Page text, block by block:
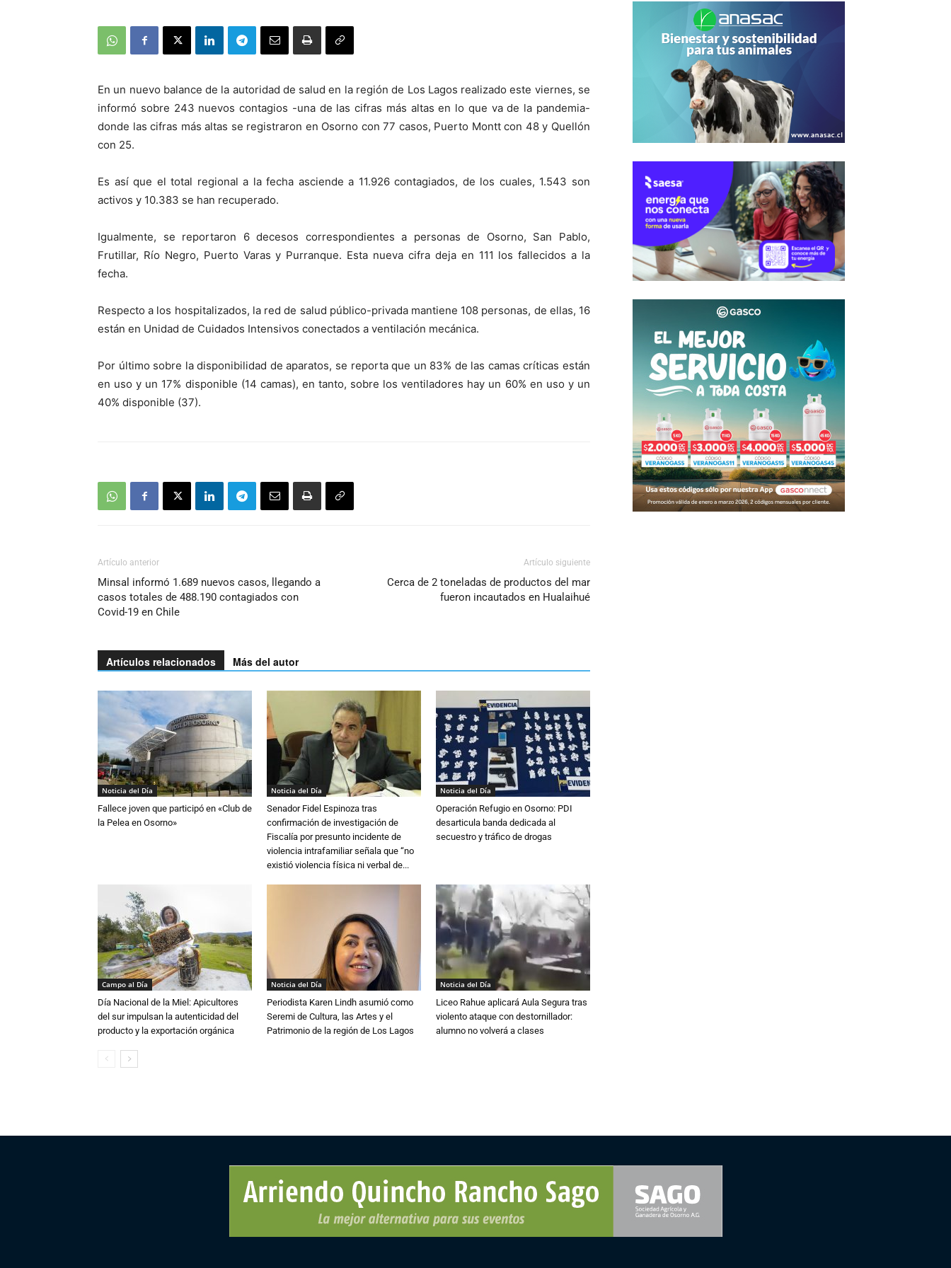
En un nuevo balance de la autoridad de salud en la región de Los Lagos realizado este viernes, se
informó sobre 243 nuevos contagios -una de las cifras más altas en lo que va de la pandemia-
donde las cifras más altas se registraron en Osorno con 77 casos, Puerto Montt con 48 y Quellón
con 25.
Es así que el total regional a la fecha asciende a 11.926 contagiados, de los cuales, 1.543 son
activos y 10.383 se han recuperado.
Igualmente, se reportaron 6 decesos correspondientes a personas de Osorno, San Pablo,
Frutillar, Río Negro, Puerto Varas y Purranque. Esta nueva cifra deja en 111 los fallecidos a la
fecha.
Respecto a los hospitalizados, la red de salud público-privada mantiene 108 personas, de ellas, 16
están en Unidad de Cuidados Intensivos conectados a ventilación mecánica.
Por último sobre la disponibilidad de aparatos, se reporta que un 83% de las camas críticas están
en uso y un 17% disponible (14 camas), en tanto, sobre los ventiladores hay un 60% en uso y un
40% disponible (37).
Artículo anterior
Minsal informó 1.689 nuevos casos, llegando a
casos totales de 488.190 contagiados con
Covid-19 en Chile
Artículo siguiente
Cerca de 2 toneladas de productos del mar
fueron incautados en Hualaihué
Artículos relacionados Más del autor
Noticia del Día
Fallece joven que participó en «Club de
la Pelea en Osorno»
Noticia del Día
Senador Fidel Espinoza tras
confirmación de investigación de
Fiscalía por presunto incidente de
violencia intrafamiliar señala que “no
existió violencia física ni verbal de...
Noticia del Día
Operación Refugio en Osorno: PDI
desarticula banda dedicada al
secuestro y tráfico de drogas
Campo al Día
Día Nacional de la Miel: Apicultores
del sur impulsan la autenticidad del
producto y la exportación orgánica
Noticia del Día
Periodista Karen Lindh asumió como
Seremi de Cultura, las Artes y el
Patrimonio de la región de Los Lagos
Noticia del Día
Liceo Rahue aplicará Aula Segura tras
violento ataque con destornillador:
alumno no volverá a clases